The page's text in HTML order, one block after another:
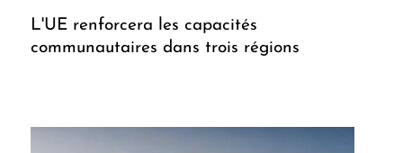
L'UE renforcera les capacités
communautaires dans trois régions